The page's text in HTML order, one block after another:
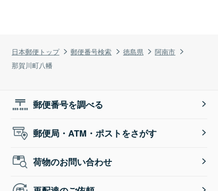
日本郵便トップ 郵便番号検索 徳島県
阿南市
那賀川町八幡
郵便番号を調べる
郵便局・ATM・ポストをさがす
荷物のお問い合わせ